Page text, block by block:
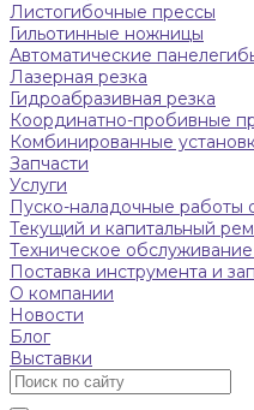
Листогибочные прессы
Гильотинные ножницы
Автоматические
Лазерная резка
Гидроабразивная резка
Координатно-пробивные
Комбинированные
Запчасти
Услуги
Пуско-наладочные работы
Текущий и капитальный
Техническое
Поставка инструмента и
О компании
Новости
Блог
Выставки